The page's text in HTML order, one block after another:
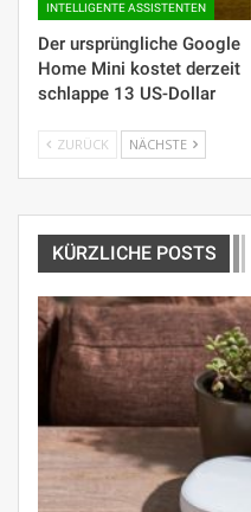
INTELLIGENTE ASSISTENTEN
Der ursprüngliche Google
Home Mini kostet derzeit
schlappe 13 US-Dollar
ZURÜCK NÄCHSTE
KÜRZLICHE POSTS